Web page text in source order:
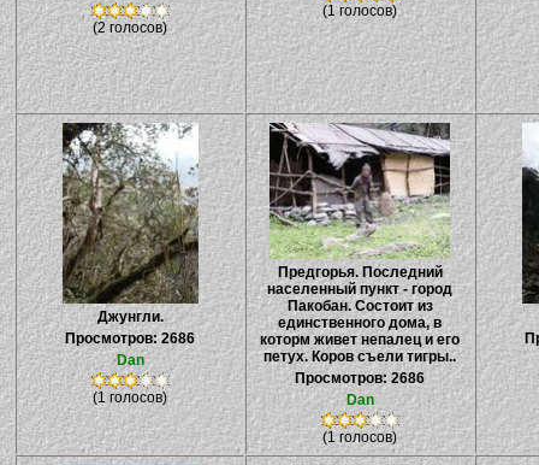
(2 голосов)
(1 голосов)
Джунгли.
Просмотров: 2686
Dan
(1 голосов)
Предгорья. Последний
населенный пункт - город
Пакобан. Состоит из
единственного дома, в
которм живет непалец и его
петух. Коров съели тигры..
Просмотров: 2686
Dan
(1 голосов)